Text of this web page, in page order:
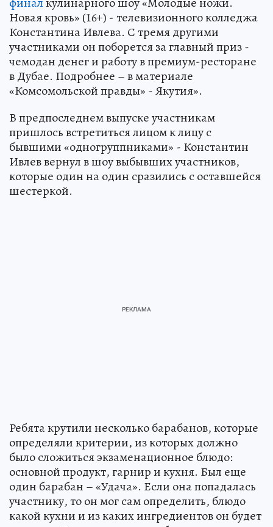
Новая кровь» (16+) - телевизионного колледжа
Константина Ивлева. С тремя другими
участниками он поборется за главный приз -
чемодан денег и работу в премиум-ресторане
в Дубае. Подробнее – в материале
«Комсомольской правды» - Якутия».
В предпоследнем выпуске участникам
пришлось встретиться лицом к лицу с
бывшими «одногруппниками» - Константин
Ивлев вернул в шоу выбывших участников,
которые один на один сразились с оставшейся
шестеркой.
Ребята крутили несколько барабанов, которые
определяли критерии, из которых должно
было сложиться экзаменационное блюдо:
основной продукт, гарнир и кухня. Был еще
один барабан – «Удача». Если она попадалась
участнику, то он мог сам определить, блюдо
какой кухни и из каких ингредиентов он будет